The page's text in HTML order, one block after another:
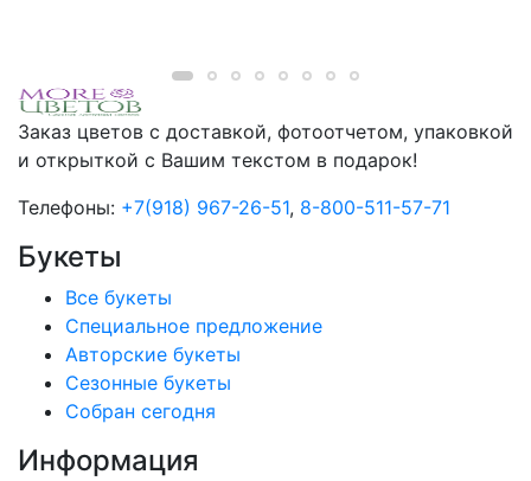
Заказ цветов с доставкой, фотоотчетом, упаковкой
и открыткой с Вашим текстом в подарок!
Телефоны: +7(918) 967-26-51, 8-800-511-57-71
Букеты
Все букеты
Cпециальное предложение
Авторские букеты
Сезонные букеты
Собран сегодня
Информация